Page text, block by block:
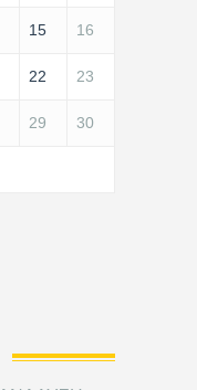
15 16
22 23
29 30